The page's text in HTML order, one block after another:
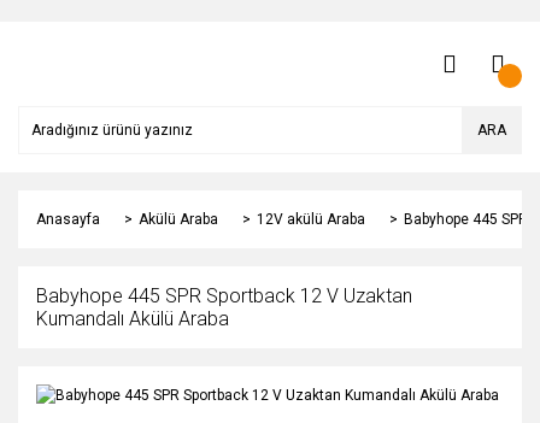
ARA
Anasayfa Akülü Araba 12V akülü Araba Babyhope 445 SPR
Babyhope 445 SPR Sportback 12 V Uzaktan
Kumandalı Akülü Araba